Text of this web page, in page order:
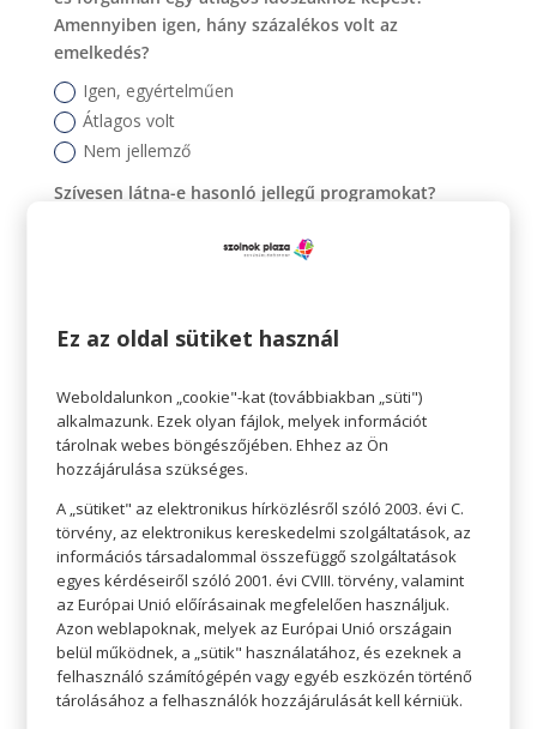
Amennyiben igen, hány százalékos volt az
emelkedés?
Igen, egyértelműen
Átlagos volt
Nem jellemző
Szívesen látna-e hasonló jellegű programokat?
Küldés
Köszönjük, hogy visszajelzésével segíti
munkánkat!
– A Plaza marketing csapata
plazamarketing@indotek.hu
Ez az oldal sütiket használ
Weboldalunkon „cookie"-kat (továbbiakban „süti")
alkalmazunk. Ezek olyan fájlok, melyek információt
tárolnak webes böngészőjében. Ehhez az Ön
hozzájárulása szükséges.
A „sütiket" az elektronikus hírközlésről szóló 2003. évi C.
törvény, az elektronikus kereskedelmi szolgáltatások, az
információs társadalommal összefüggő szolgáltatások
egyes kérdéseiről szóló 2001. évi CVIII. törvény, valamint
az Európai Unió előírásainak megfelelően használjuk.
Azon weblapoknak, melyek az Európai Unió országain
belül működnek, a „sütik" használatához, és ezeknek a
felhasználó számítógépén vagy egyéb eszközén történő
tárolásához a felhasználók hozzájárulását kell kérniük.